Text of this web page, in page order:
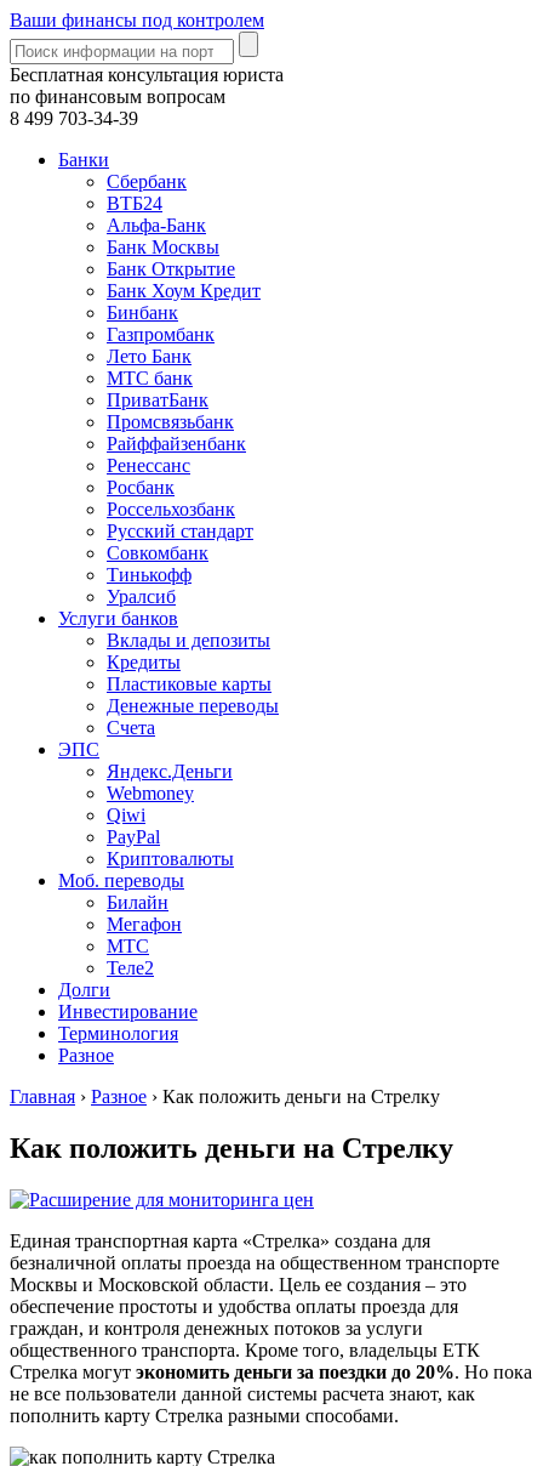
Ваши финансы под контролем
Бесплатная консультация юриста
по финансовым вопросам
8 499 703-34-39
Банки
Сбербанк
ВТБ24
Альфа-Банк
Банк Москвы
Банк Открытие
Банк Хоум Кредит
Бинбанк
Газпромбанк
Лето Банк
МТС банк
ПриватБанк
Промсвязьбанк
Райффайзенбанк
Ренессанс
Росбанк
Россельхозбанк
Русский стандарт
Совкомбанк
Тинькофф
Уралсиб
Услуги банков
Вклады и депозиты
Кредиты
Пластиковые карты
Денежные переводы
Счета
ЭПС
Яндекс.Деньги
Webmoney
Qiwi
PayPal
Криптовалюты
Моб. переводы
Билайн
Мегафон
МТС
Теле2
Долги
Инвестирование
Терминология
Разное
Главная › Разное › Как положить деньги на Стрелку
Как положить деньги на Стрелку
Единая транспортная карта «Стрелка» создана для
безналичной оплаты проезда на общественном транспорте
Москвы и Московской области. Цель ее создания – это
обеспечение простоты и удобства оплаты проезда для
граждан, и контроля денежных потоков за услуги
общественного транспорта. Кроме того, владельцы ЕТК
Стрелка могут экономить деньги за поездки до 20%. Но пока
не все пользователи данной системы расчета знают, как
пополнить карту Стрелка разными способами.